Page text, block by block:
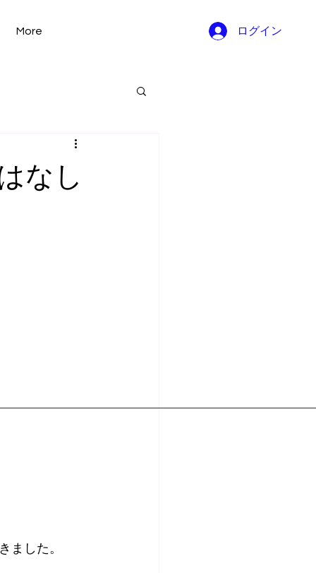
More ログイン
なし
ました。